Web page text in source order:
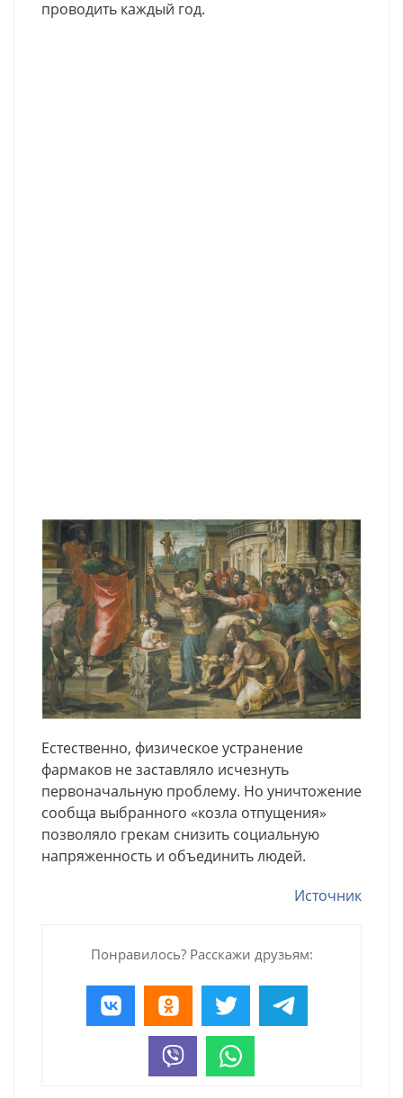
проводить каждый год.
Естественно, физическое устранение
фармаков не заставляло исчезнуть
первоначальную проблему. Но уничтожение
сообща выбранного «козла отпущения»
позволяло грекам снизить социальную
напряженность и объединить людей.
Источник
Понравилось? Расскажи друзьям: